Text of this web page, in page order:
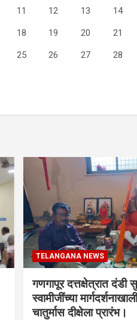
11 12 13 14
18 19 20 21
25 26 27 28
TELANGANA NEWS
गणगापूर दत्तक्षेत्रात दंडी
स्वामीजींच्या
चातुर्मास दीक्षेला प्रारंभ।